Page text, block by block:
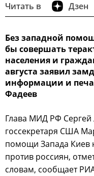
Читать в Дзен
Без западной
бы совершать
населения и
августа заявил
информации и
Фадеев
Глава МИД РФ
госсекретаря США
помощи Запада Киев
против россиян,
словам, сообщает